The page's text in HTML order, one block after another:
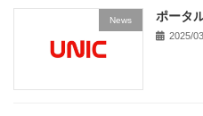
News ポータ
2025/